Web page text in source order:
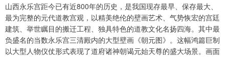
山西永乐宫距今已有近800年的历史，是我国现存最早、保存最大、
最为完整的元代道教宫观，以精美绝伦的壁画艺术、气势恢宏的宫廷
建筑、举世瞩目的搬迁工程、独具特色的道教文化名扬四海。其中最
负盛名的当数永乐宫三清殿内的大型壁画《朝元图》。这幅鸿篇巨制
以大型人物仪仗形式表现了道府诸神朝谒元始天尊的盛大场景。画面